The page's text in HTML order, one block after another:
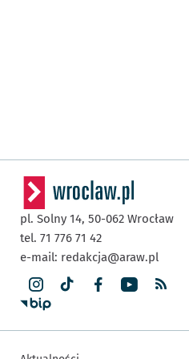
pl. Solny 14, 50-062 Wrocław
tel. 71 776 71 42
e-mail: redakcja@araw.pl